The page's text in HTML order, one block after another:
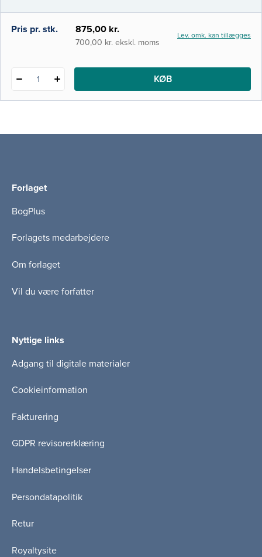
kliniske eksempler eller uddybende viden
og afsluttes med testsp
e-bog
Pris pr. stk. 875,00 kr.
700,00 kr. ekskl. moms
Lev. omk. kan tillægges
1 KØB
Forlaget
BogPlus
Forlagets medarbejdere
Om forlaget
Vil du være forfatter
Nyttige links
Adgang til digitale materialer
Cookieinformation
Fakturering
GDPR revisorerklæring
Handelsbetingelser
Persondatapolitik
Retur
Royaltysite